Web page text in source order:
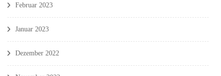
Februar 2023
Januar 2023
Dezember 2022